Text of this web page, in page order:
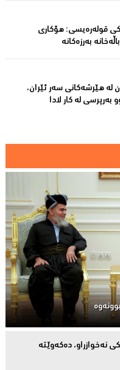
قولەرەیسی: هۆکارى
بەرزەكانە
هێرشەکانى سەر ئێران،
لە كار لادا
نەخوازراو، دەكەوێتە